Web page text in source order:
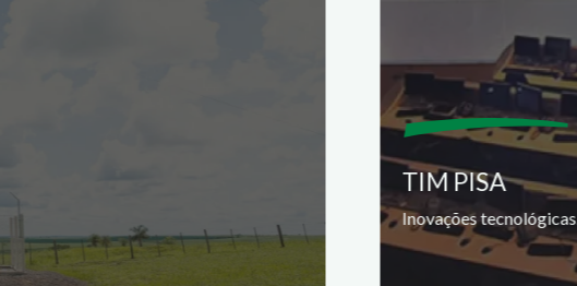
TIM PISA
Inovações tecnológicas.